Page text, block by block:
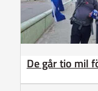
De går tio mil